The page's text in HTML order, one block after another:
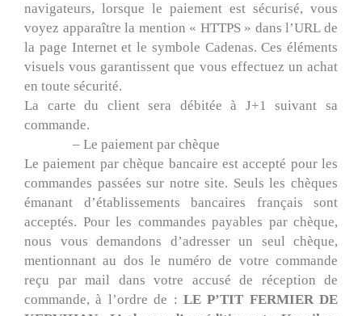
navigateurs, lorsque le paiement est sécurisé, vous
voyez apparaître la mention « HTTPS » dans l’URL de
la page Internet et le symbole Cadenas. Ces éléments
visuels vous garantissent que vous effectuez un achat
en toute sécurité.
La carte du client sera débitée à J+1 suivant sa
commande.
– Le paiement par chèque
Le paiement par chèque bancaire est accepté pour les
commandes passées sur notre site. Seuls les chèques
émanant d’établissements bancaires français sont
acceptés. Pour les commandes payables par chèque,
nous vous demandons d’adresser un seul chèque,
mentionnant au dos le numéro de votre commande
reçu par mail dans votre accusé de réception de
commande, à l’ordre de : LE P’TIT FERMIER DE